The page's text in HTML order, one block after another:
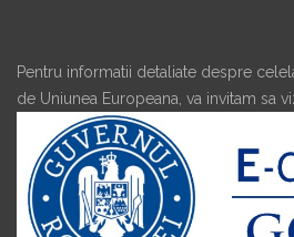
Pentru informatii detaliate despre
de Uniunea Europeana, va invitam sa